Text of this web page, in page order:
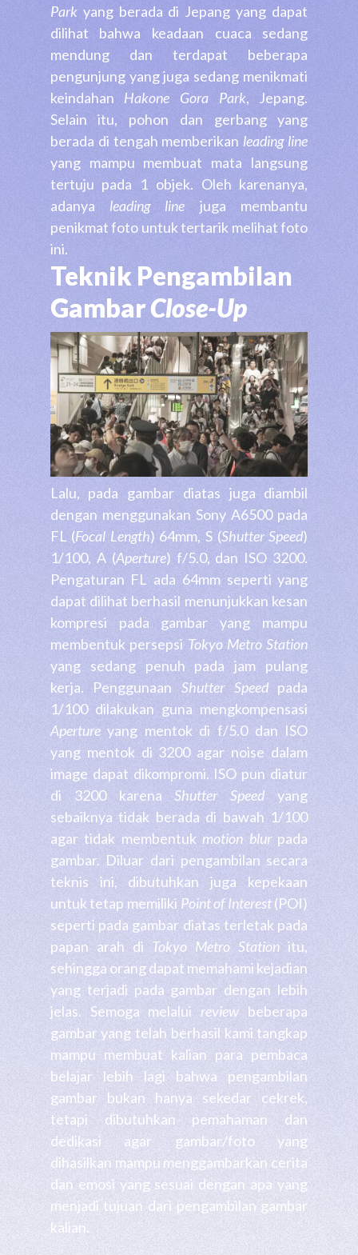
Parkyang berada di Jepang yang dapat
dilihat bahwa keadaan cuaca sedang
mendung dan terdapat beberapa
pengunjung yang juga sedang menikmati
keindahan Hakone Gora Park, Jepang.
Selain itu, pohon dan gerbang yang
berada di tengah memberikan leading line
yang mampu membuat mata langsung
tertuju pada 1 objek. Oleh karenanya,
adanya leading line juga membantu
penikmat foto untuk tertarik melihat foto
ini.
Teknik Pengambilan
GambarClose-Up
Lalu, pada gambar diatas juga diambil
dengan menggunakan Sony A6500 pada
FL (Focal Length) 64mm, S (Shutter Speed)
1/100, A (Aperture) f/5.0, dan ISO 3200.
Pengaturan FL ada 64mm seperti yang
dapat dilihat berhasil menunjukkan kesan
kompresi pada gambar yang mampu
membentuk persepsi Tokyo Metro Station
yang sedang penuh pada jam pulang
kerja. Penggunaan Shutter Speedpada
1/100 dilakukan guna mengkompensasi
Apertureyang mentok di f/5.0 dan ISO
yang mentok di 3200 agar noise dalam
image dapat dikompromi. ISO pun diatur
di 3200 karenaShutter Speed yang
sebaiknya tidak berada di bawah 1/100
agar tidak membentukmotion blurpada
gambar. Diluar dari pengambilan secara
teknis ini, dibutuhkan juga kepekaan
untuk tetap memiliki Point of Interest(POI)
seperti pada gambar diatas terletak pada
papan arah di Tokyo Metro Station itu,
sehingga orang dapat memahami kejadian
yang terjadi pada gambar dengan lebih
jelas. Semoga melalui review beberapa
gambar yang telah berhasil kami tangkap
mampu membuat kalian para pembaca
belajar lebih lagi bahwa pengambilan
gambar bukan hanya sekedar cekrek,
tetapi dibutuhkan pemahaman dan
dedikasi agar gambar/foto yang
dihasilkan mampu menggambarkan cerita
dan emosi yang sesuai dengan apa yang
menjadi tujuan dari pengambilan gambar
kalian.